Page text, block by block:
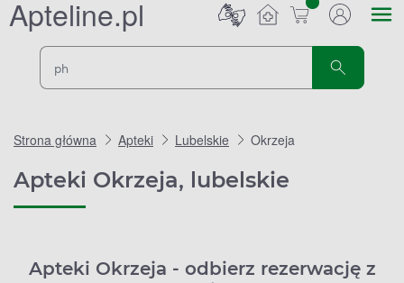
sztuk
Strona główna Apteki Lubelskie Okrzeja
Apteki Okrzeja, lubelskie
Apteki Okrzeja - odbierz rezerwację z